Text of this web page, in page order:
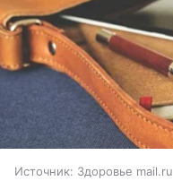
Источник: Здоровье mail.ru